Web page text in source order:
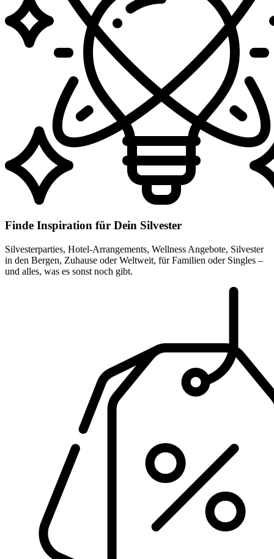
Finde Inspiration für Dein Silvester
Silvesterparties, Hotel-Arrangements, Wellness Angebote, Silvester
in den Bergen, Zuhause oder Weltweit, für Familien oder Singles –
und alles, was es sonst noch gibt.